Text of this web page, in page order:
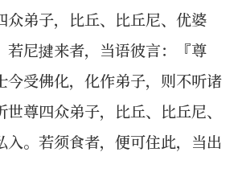
众弟子，比丘、比丘尼、优婆
若尼揵来者，当语彼言：『尊
今受佛化，化作弟子，则不听诸
尊四众弟子，比丘、比丘尼、
入。若须食者，便可住此，当出